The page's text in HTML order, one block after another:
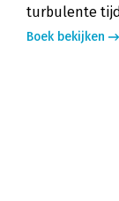
turbulente
Boek bekijken